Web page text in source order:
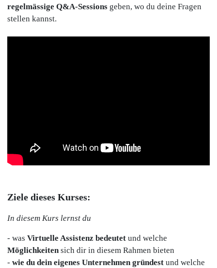
regelmässige Q&A-Sessions geben, wo du deine Fragen
stellen kannst.
Ziele dieses Kurses:
In diesem Kurs lernst du
- was Virtuelle Assistenz bedeutet und welche
Möglichkeitensich dir in diesem Rahmen bieten
- wie du dein eigenes Unternehmen gründest und welche